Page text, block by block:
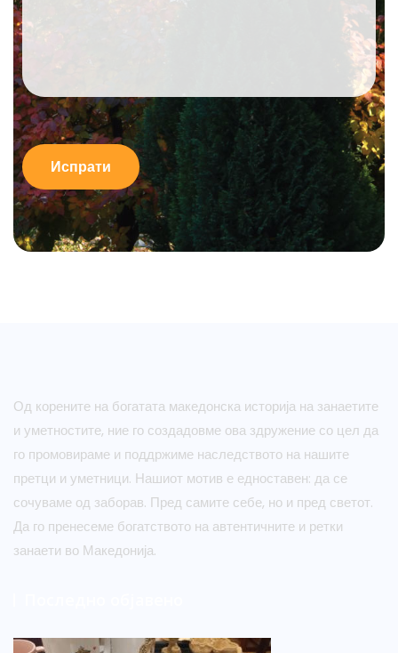
Од корените на богатата македонска историја на занаетите
и уметностите, ние го создадовме ова здружение со цел да
го промовираме и поддржиме наследството на нашите
претци и уметници. Нашиот мотив е едноставен: да се
сочуваме од заборав. Пред самите себе, но и пред светот.
Да го пренесеме богатството на автентичните и ретки
занаети во Македонија.